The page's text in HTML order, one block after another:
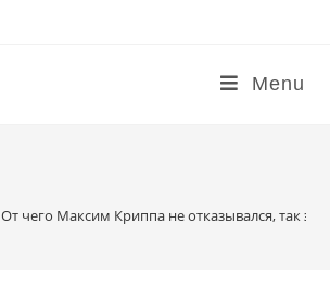
Menu
​От чего Максим Криппа не отказывался, так